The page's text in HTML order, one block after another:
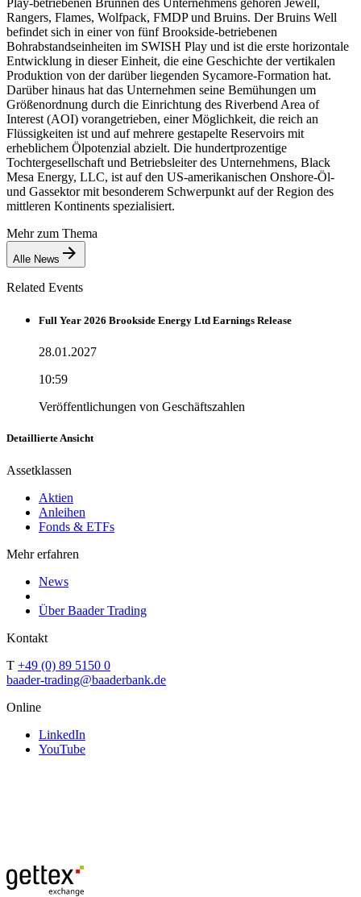
Rangers, Flames, Wolfpack, FMDP und Bruins. Der Bruins Well
befindet sich in einer von fünf Brookside-betriebenen
Bohrabstandseinheiten im SWISH Play und ist die erste horizontale
Entwicklung in dieser Einheit, die eine Geschichte der vertikalen
Produktion von der darüber liegenden Sycamore-Formation hat.
Darüber hinaus hat das Unternehmen seine Bemühungen um
Größenordnung durch die Einrichtung des Riverbend Area of
Interest (AOI) vorangetrieben, einer Möglichkeit, die reich an
Flüssigkeiten ist und auf mehrere gestapelte Reservoirs mit
erheblichem Ölpotenzial abzielt. Die hundertprozentige
Tochtergesellschaft und Betriebsleiter des Unternehmens, Black
Mesa Energy, LLC, ist auf den US-amerikanischen Onshore-Öl-
und Gassektor mit besonderem Schwerpunkt auf der Region des
mittleren Kontinents spezialisiert.
Mehr zum Thema
Alle News
Related Events
Full Year 2026 Brookside Energy Ltd Earnings Release
28.01.2027
10:59
Veröffentlichungen von Geschäftszahlen
Detaillierte Ansicht
Assetklassen
Aktien
Anleihen
Fonds & ETFs
Mehr erfahren
News
Über Baader Trading
Kontakt
T +49 (0) 89 5150 0
baader-trading@baaderbank.de
Online
LinkedIn
YouTube